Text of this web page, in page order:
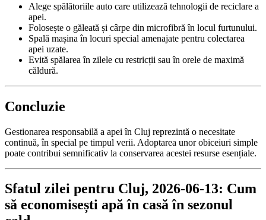
Alege spălătoriile auto care utilizează tehnologii de reciclare a
apei.
Folosește o găleată și cârpe din microfibră în locul furtunului.
Spală mașina în locuri special amenajate pentru colectarea
apei uzate.
Evită spălarea în zilele cu restricții sau în orele de maximă
căldură.
Concluzie
Gestionarea responsabilă a apei în Cluj reprezintă o necesitate
continuă, în special pe timpul verii. Adoptarea unor obiceiuri simple
poate contribui semnificativ la conservarea acestei resurse esențiale.
Sfatul zilei pentru Cluj, 2026-06-13: Cum
să economisești apă în casă în sezonul